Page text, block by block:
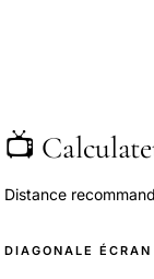
📺
Distance
DIAGONALE